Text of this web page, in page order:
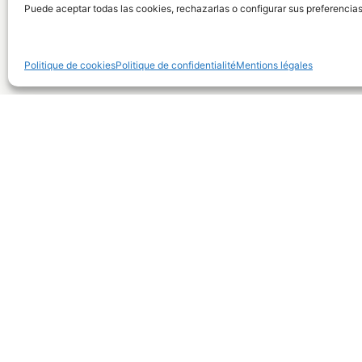
Puede aceptar todas las cookies, rechazarlas o configurar sus
Politique de cookiesPolitique de confidentialitéMentions légales
et ses besoins spécifiques.